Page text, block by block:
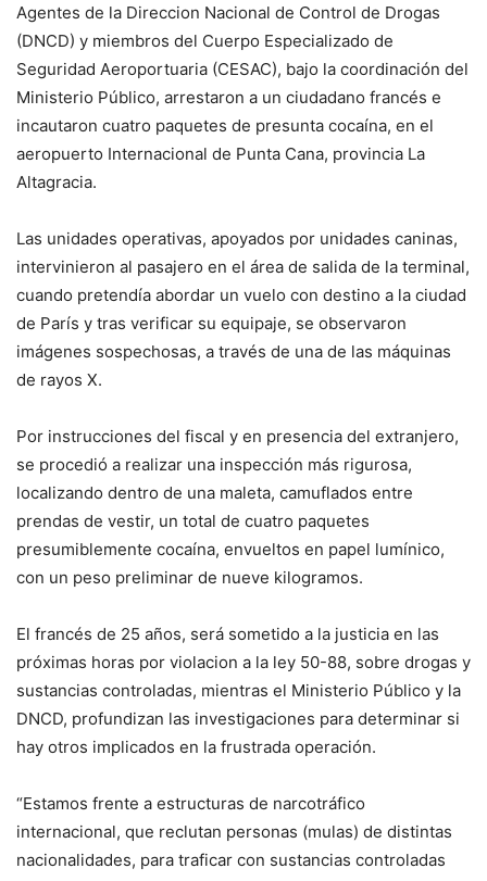
Agentes de la Direccion Nacional de Control de Drogas
(DNCD) y miembros del Cuerpo Especializado de
Seguridad Aeroportuaria (CESAC), bajo la coordinación del
Ministerio Público, arrestaron a un ciudadano francés e
incautaron cuatro paquetes de presunta cocaína, en el
aeropuerto Internacional de Punta Cana, provincia La
Altagracia.
Las unidades operativas, apoyados por unidades caninas,
intervinieron al pasajero en el área de salida de la terminal,
cuando pretendía abordar un vuelo con destino a la ciudad
de París y tras verificar su equipaje, se observaron
imágenes sospechosas, a través de una de las máquinas
de rayos X.
Por instrucciones del fiscal y en presencia del extranjero,
se procedió a realizar una inspección más rigurosa,
localizando dentro de una maleta, camuflados entre
prendas de vestir, un total de cuatro paquetes
presumiblemente cocaína, envueltos en papel lumínico,
con un peso preliminar de nueve kilogramos.
El francés de 25 años, será sometido a la justicia en las
próximas horas por violacion a la ley 50-88, sobre drogas y
sustancias controladas, mientras el Ministerio Público y la
DNCD, profundizan las investigaciones para determinar si
hay otros implicados en la frustrada operación.
“Estamos frente a estructuras de narcotráfico
internacional, que reclutan personas (mulas) de distintas
nacionalidades, para traficar con sustancias controladas